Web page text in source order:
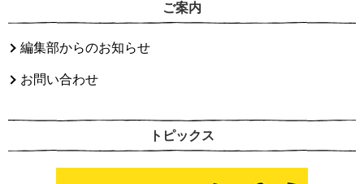
ご案内
編集部からのお知らせ
お問い合わせ
トピックス